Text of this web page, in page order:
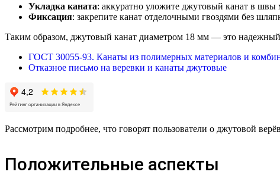
Укладка каната: аккуратно уложите джутовый канат в
Фиксация: закрепите канат отделочными гвоздями без
Таким образом, джутовый канат диаметром 18 мм — это
ГОСТ 30055-93. Канаты из полимерных материалов и
Отказное письмо на веревки и канаты джутовые
Рассмотрим подробнее, что говорят пользователи о джутовой
Положительные аспекты